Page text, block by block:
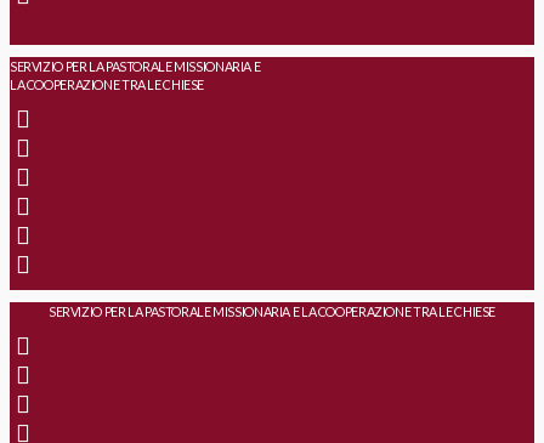
SERVIZIO PER LA PASTORALE MISSIONARIA E
LA COOPERAZIONE TRA LE CHIESE
SERVIZIO PER LA PASTORALE MISSIONARIA E LA COOPERAZIONE TRA LE CHIESE